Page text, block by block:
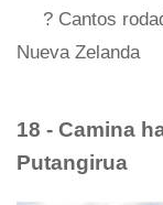
? Cantos
Nueva Zelanda
18 - Camina
Putangirua